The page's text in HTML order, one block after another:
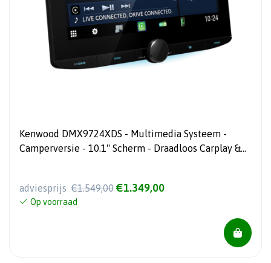
Kenwood DMX9724XDS - Multimedia Systeem -
Camperversie - 10.1'' Scherm - Draadloos Carplay &
adviesprijs €1.549,00 €1.349,00
Op voorraad